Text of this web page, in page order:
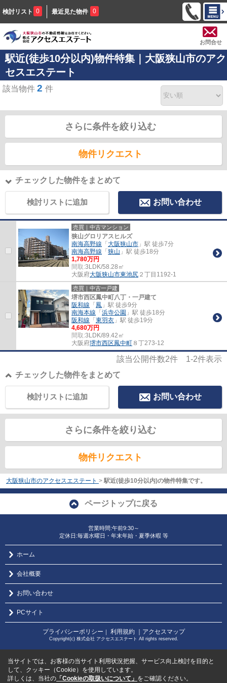
検討リスト 0 最近見た物件 0
お問合せ
駅近(徒歩10分以内)物件特集｜大阪狭山市のアク
セスエステート
該当物件 2 件
さらに条件を絞り込む
物件リクエスト
チェックした物件をまとめて
検討リストに追加 お問い合わせ
売買｜中古マンション
狭山グロリアスヒルズ
南海高野線 「 大阪狭山市 」駅 徒歩7分
南海高野線 「 狭山 」駅 徒歩18分
1,780万円
間取:3LDK/58.28㎡
大阪府大阪狭山市東池尻 ２丁目1192-1
売買｜中古一戸建
堺市西区鳳中町八丁・一戸建て
阪和線 「 鳳 」駅 徒歩9分
南海本線 「 浜寺公園 」駅 徒歩18分
阪和線 「 東羽衣 」駅 徒歩19分
4,680万円
間取:3LDK/89.42㎡
大阪府堺市西区鳳中町 ８丁273-12
該当公開件数2件 1-2件表示
チェックした物件をまとめて
お問い合わせ
検討リストに追加
さらに条件を絞り込む
物件リクエスト
大阪狭山市のアクセスエステート > 駅近(徒歩10分以内)の物件特集です。
ページトップに戻る
営業時間:午前9:30～
定休日:毎週水曜日・年末年始・夏季休暇 等
ホーム
会社概要
お問い合わせ
PCサイト
プライバシーポリシー ｜ 利用規約 ｜アクセスマップ
Copyright(c) 株式会社 アクセスエステート All rights reserved.
当サイトでは、お客様の当サイト利用状況把握、サービス向上検討を目的と
して、クッキー（Cookie）を使用しています。
詳しくは、当社の 「Cookieの取扱いについて」 をご確認ください。